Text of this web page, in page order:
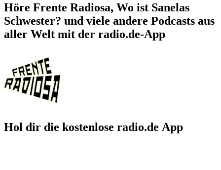
Höre Frente Radiosa, Wo ist Sanelas
Schwester? und viele andere Podcasts aus
aller Welt mit der radio.de-App
Hol dir die kostenlose radio.de App